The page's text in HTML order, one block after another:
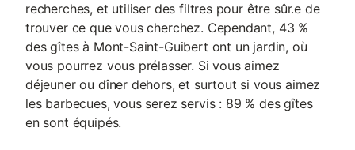
recherches, et utiliser des filtres pour être sûr.e de
trouver ce que vous cherchez. Cependant, 43 %
des gîtes à Mont-Saint-Guibert ont un jardin, où
vous pourrez vous prélasser. Si vous aimez
déjeuner ou dîner dehors, et surtout si vous aimez
les barbecues, vous serez servis : 89 % des gîtes
en sont équipés.